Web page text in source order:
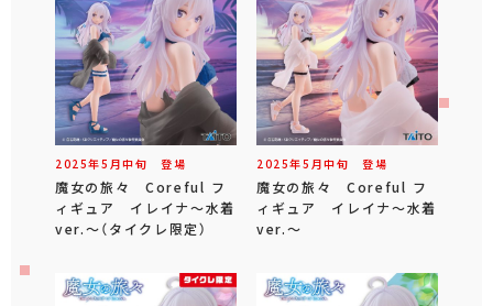
2025年5 月中旬 登場
魔女の旅々 Coreful フ
ィギュア イレイナ～水着
ver.～（タイクレ限定）
2025年5 月中旬 登場
魔女の旅々 Coreful フ
ィギュア イレイナ～水着
ver.～